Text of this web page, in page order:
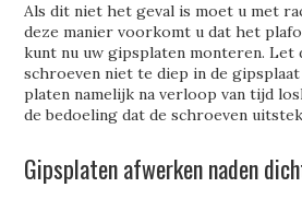
Als dit niet het geval is moet u met
deze manier voorkomt u dat het
kunt nu uw gipsplaten monteren. Let
schroeven niet te diep in de
platen namelijk na verloop van tijd
de bedoeling dat de schroeven
Gipsplaten afwerken naden